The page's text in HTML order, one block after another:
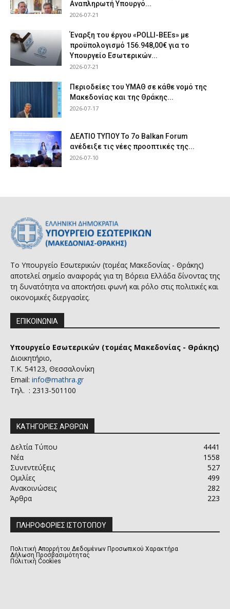
Αναπληρωτή Υπουργό...
2026-07-21
Έναρξη του έργου «POLLI-BEEs» με
προϋπολογισμό 156.948,00€ για το
Υπουργείο Εσωτερικών...
2026-07-21
Περιοδείες του ΥΜΑΘ σε κάθε νομό της
Μακεδονίας και της Θράκης...
2026-07-17
ΔΕΛΤΙΟ ΤΥΠΟΥ Το 7ο Balkan Forum
ανέδειξε τις νέες προοπτικές της...
2026-07-10
Το Υπουργείο Εσωτερικών (τομέας Μακεδονίας - Θράκης)
αποτελεί σημείο αναφοράς για τη Βόρεια Ελλάδα δίνοντας της
τη δυνατότητα να αποκτήσει φωνή και ρόλο στις πολιτικές και
οικονομικές διεργασίες.
ΕΠΙΚΟΙΝΩΝΙΑ
Υπουργείο Εσωτερικών (τομέας Μακεδονίας - Θράκης)
Διοικητήριο,
Τ.Κ. 54123, Θεσσαλονίκη
Email: info@mathra.gr
Τηλ. : 2313-501100
ΚΑΤΗΓΟΡΙΕΣ ΑΡΘΡΩΝ
Δελτία Τύπου
4441
Νέα
1558
Συνεντεύξεις
527
Ομιλίες
499
Ανακοινώσεις
282
Άρθρα
223
ΠΛΗΡΟΦΟΡΙΕΣ ΙΣΤΟΤΟΠΟΥ
Πολιτική Απορρήτου Δεδομένων Προσωπικού Χαρακτήρα
Δήλωση Προσβασιμότητας
Πολιτική Cookies